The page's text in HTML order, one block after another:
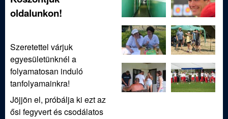
oldalunkon!
Szeretettel várjuk
egyesületünknél a
folyamatosan induló
tanfolyamainkra!
Jöjjön el, próbálja ki ezt az
ősi fegyvert és csodálatos